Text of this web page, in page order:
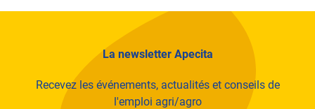
La newsletter Apecita
Recevez les événements, actualités et conseils de
l'emploi agri/agro